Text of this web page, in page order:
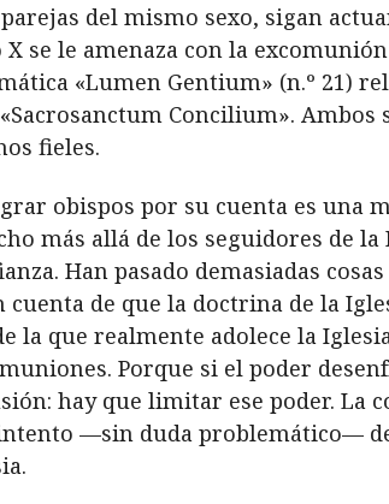
del mismo sexo, sigan
se le amenaza con la
«Lumen Gentium» (n.º 21)
Concilium».
fieles.
obispos por su cuenta es una
más allá de los seguidores de
Han pasado demasiadas
cuenta de que la doctrina de la
la que realmente adolece la
Porque si el poder
hay que limitar ese poder. La
—sin duda problemático—